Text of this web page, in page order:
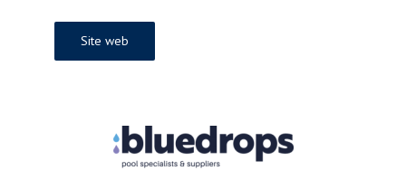
Site web